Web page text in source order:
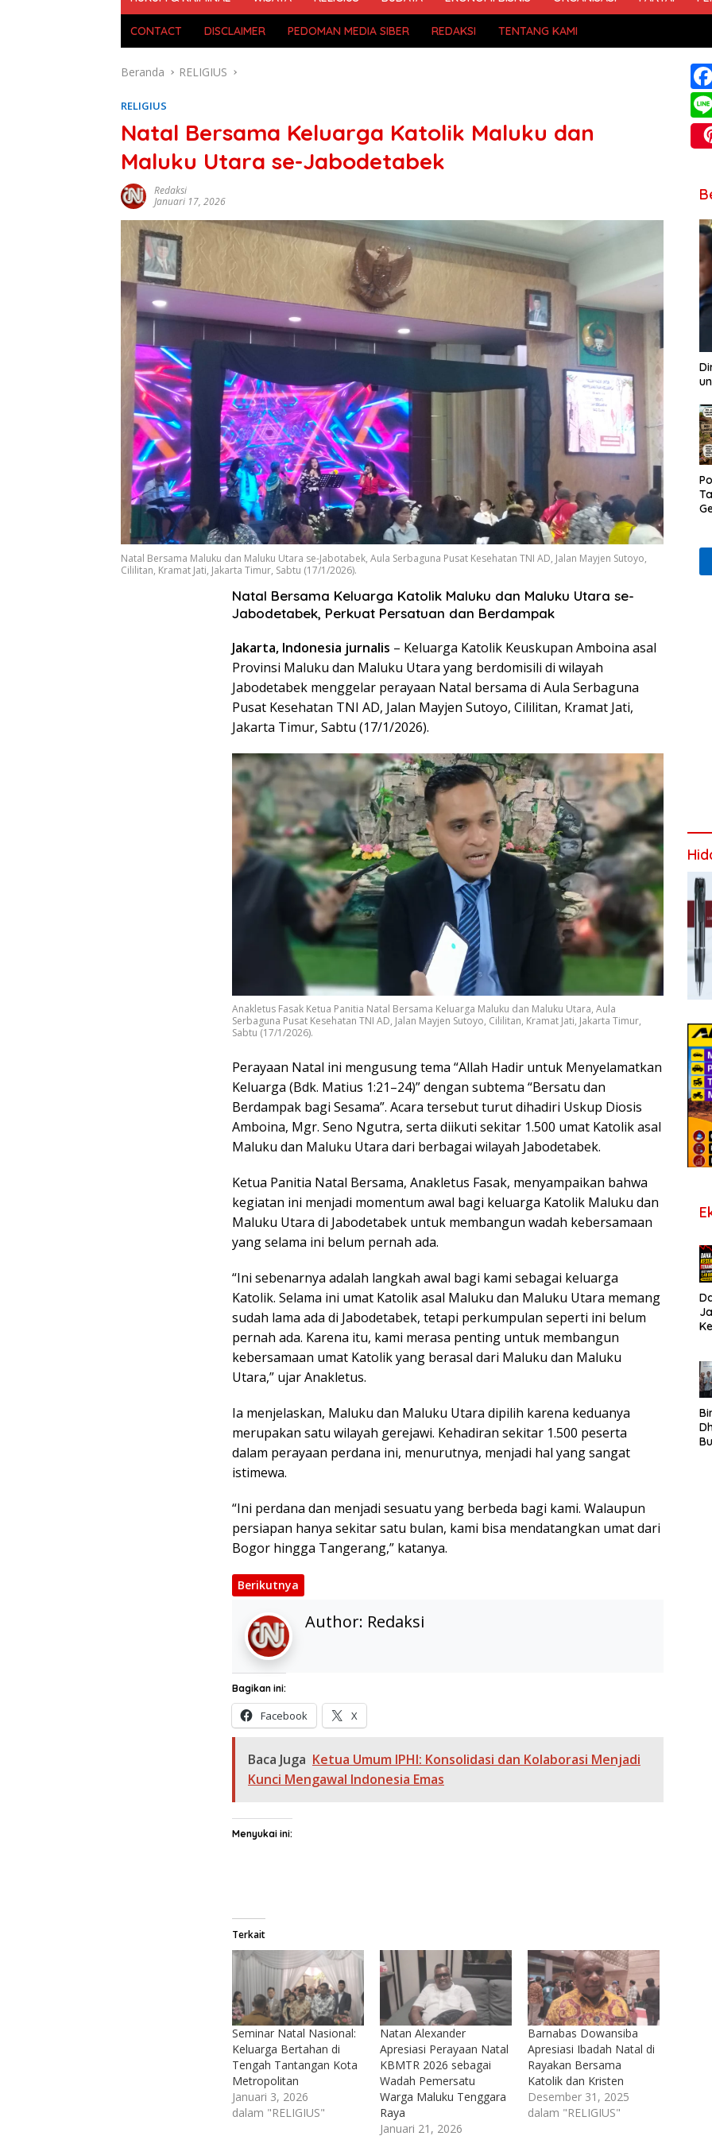
CONTACT DISCLAIMER PEDOMAN MEDIA SIBER REDAKSI TENTANG KAMI
Beranda RELIGIUS
RELIGIUS
Natal Bersama Keluarga Katolik Maluku dan
Maluku Utara se-Jabodetabek
Redaksi
Januari 17, 2026
Natal Bersama Maluku dan Maluku Utara se-Jabotabek, Aula Serbaguna Pusat Kesehatan TNI AD, Jalan Mayjen Sutoyo,
Cililitan, Kramat Jati, Jakarta Timur, Sabtu (17/1/2026).
Natal Bersama Keluarga Katolik Maluku dan Maluku Utara se-
Jabodetabek, Perkuat Persatuan dan Berdampak
Jakarta, Indonesia jurnalis – Keluarga Katolik Keuskupan Amboina asal
Provinsi Maluku dan Maluku Utara yang berdomisili di wilayah
Jabodetabek menggelar perayaan Natal bersama di Aula Serbaguna
Pusat Kesehatan TNI AD, Jalan Mayjen Sutoyo, Cililitan, Kramat Jati,
Jakarta Timur, Sabtu (17/1/2026).
Anakletus Fasak Ketua Panitia Natal Bersama Keluarga Maluku dan Maluku Utara, Aula
Serbaguna Pusat Kesehatan TNI AD, Jalan Mayjen Sutoyo, Cililitan, Kramat Jati, Jakarta Timur,
Sabtu (17/1/2026).
Perayaan Natal ini mengusung tema “Allah Hadir untuk Menyelamatkan
Keluarga (Bdk. Matius 1:21–24)” dengan subtema “Bersatu dan
Berdampak bagi Sesama”. Acara tersebut turut dihadiri Uskup Diosis
Amboina, Mgr. Seno Ngutra, serta diikuti sekitar 1.500 umat Katolik asal
Maluku dan Maluku Utara dari berbagai wilayah Jabodetabek.
Ketua Panitia Natal Bersama, Anakletus Fasak, menyampaikan bahwa
kegiatan ini menjadi momentum awal bagi keluarga Katolik Maluku dan
Maluku Utara di Jabodetabek untuk membangun wadah kebersamaan
yang selama ini belum pernah ada.
“Ini sebenarnya adalah langkah awal bagi kami sebagai keluarga
Katolik. Selama ini umat Katolik asal Maluku dan Maluku Utara memang
sudah lama ada di Jabodetabek, tetapi perkumpulan seperti ini belum
pernah ada. Karena itu, kami merasa penting untuk membangun
kebersamaan umat Katolik yang berasal dari Maluku dan Maluku
Utara,” ujar Anakletus.
Ia menjelaskan, Maluku dan Maluku Utara dipilih karena keduanya
merupakan satu wilayah gerejawi. Kehadiran sekitar 1.500 peserta
dalam perayaan perdana ini, menurutnya, menjadi hal yang sangat
istimewa.
“Ini perdana dan menjadi sesuatu yang berbeda bagi kami. Walaupun
persiapan hanya sekitar satu bulan, kami bisa mendatangkan umat dari
Bogor hingga Tangerang,” katanya.
Berikutnya
Author: Redaksi
Bagikan ini:
Facebook X
Baca Juga Ketua Umum IPHI: Konsolidasi dan Kolaborasi Menjadi
Kunci Mengawal Indonesia Emas
Menyukai ini:
Terkait
Seminar Natal Nasional:
Keluarga Bertahan di
Tengah Tantangan Kota
Metropolitan
Januari 3, 2026
dalam "RELIGIUS"
Natan Alexander
Apresiasi Perayaan Natal
KBMTR 2026 sebagai
Wadah Pemersatu
Warga Maluku Tenggara
Raya
Januari 21, 2026
Barnabas Dowansiba
Apresiasi Ibadah Natal di
Rayakan Bersama
Katolik dan Kristen
Desember 31, 2025
dalam "RELIGIUS"